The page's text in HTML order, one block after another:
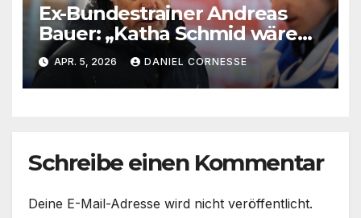
Ex-Bundestrainer Andreas
Bauer: „Katha Schmid wäre
eine extrem gute
Jugendtrainerin“
APR. 5, 2026 DANIEL CORNESSE
Schreibe einen Kommentar
Deine E-Mail-Adresse wird nicht veröffentlicht.